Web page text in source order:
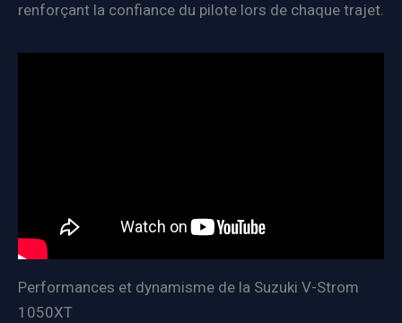
renforçant la confiance du pilote lors de chaque trajet.
Performances et dynamisme de la Suzuki V-Strom
1050XT